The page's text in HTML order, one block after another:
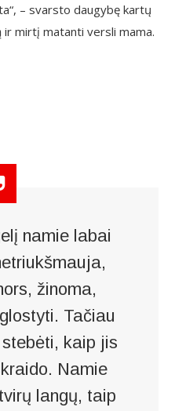
– svarsto daugybę kartų
mirtį matanti versli mama.
namie labai
žinoma,
Tačiau
kaip jis
Namie
langų, taip